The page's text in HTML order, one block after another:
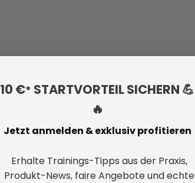
10 €* STARTVORTEIL SICHERN 💪
🔥
Jetzt anmelden & exklusiv profitieren
Erhalte Trainings-Tipps aus der Praxis,
Produkt-News, faire Angebote und echte